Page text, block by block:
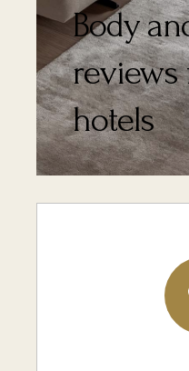
Body
reviews
hotels